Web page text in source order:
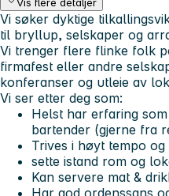
Vis flere detaljer
Vi søker dyktige
til bryllup, selskaper og
Vi trenger flere flinke folk
firmafest eller andre
konferanser og utleie av
Vi ser etter deg som:
Helst har erfaring
bartender (gjerne fra
Trives i høyt tempo
sette istand rom og
Kan servere mat &